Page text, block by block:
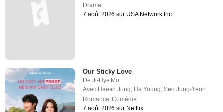
Drame
7 août 2026 sur USA Network Inc.
Our Sticky Love
DeJi-Hye Mo
Avec Hae-in Jung Ha Young ,Seo Jung-Yeon
Romance ,Comédie
7 août 2026 sur Netflix